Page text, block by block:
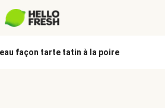
façon tarte tatin à la poire